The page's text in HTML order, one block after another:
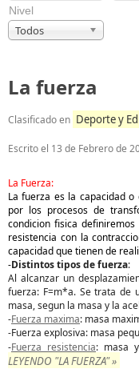
Nivel
Todos
La fuerza
Clasificado en Deporte y
Escrito el 13 de Febrero de
La Fuerza:
La fuerza es la capacidad
por los procesos de
condicion fisica
resistencia con la
capacidad que tienen de
-Distintos tipos de fuerza:
Al alcanzar un
fuerza: F=m*a. Se trata de
masa, segun la masa y la
-Fuerza maxima: masa
-Fuerza explosiva: masa
-Fuerza resistencia: masa
LEYENDO "LA FUERZA" »